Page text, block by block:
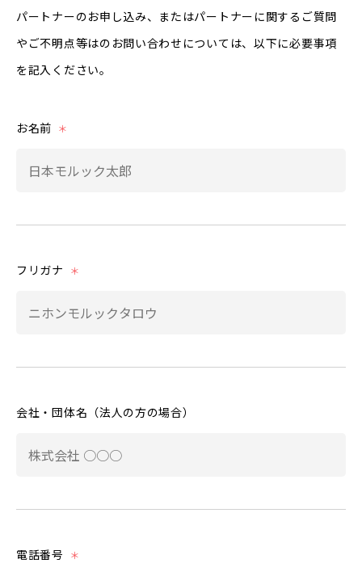
パートナーのお申し込み、またはパートナーに関するご質問
やご不明点等はのお問い合わせについては、以下に必要事項
を記入ください。
お名前 ＊
フリガナ ＊
会社・団体名（法人の方の場合）
電話番号 ＊